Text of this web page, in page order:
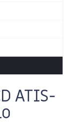
ATIS-